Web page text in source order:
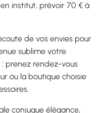
institut, prévoir 70 € à
de vos envies pour
sublime votre
prenez rendez-vous
ou la boutique choisie
conjugue élégance,